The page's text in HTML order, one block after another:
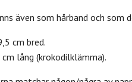
även som hårband och som
cm bred.
lång (krokodilklämma).